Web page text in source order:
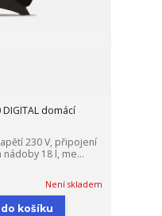
DIGITAL domácí
230 V, připojení
nádoby 18 l, me...
Není skladem
košíku